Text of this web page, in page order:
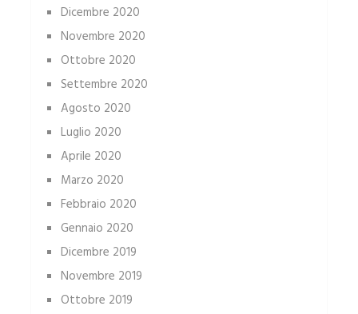
Dicembre 2020
Novembre 2020
Ottobre 2020
Settembre 2020
Agosto 2020
Luglio 2020
Aprile 2020
Marzo 2020
Febbraio 2020
Gennaio 2020
Dicembre 2019
Novembre 2019
Ottobre 2019